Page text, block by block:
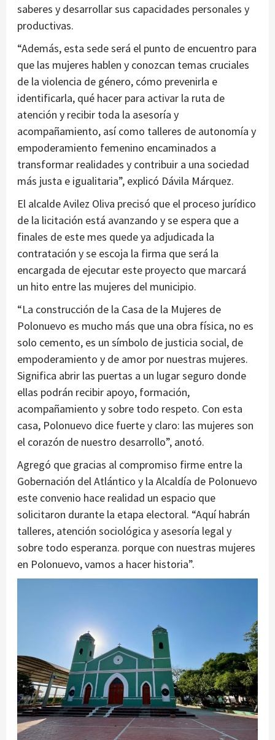
saberes y desarrollar sus capacidades personales y
productivas.
“Además, esta sede será el punto de encuentro para
que las mujeres hablen y conozcan temas cruciales
de la violencia de género, cómo prevenirla e
identificarla, qué hacer para activar la ruta de
atención y recibir toda la asesoría y
acompañamiento, así como talleres de autonomía y
empoderamiento femenino encaminados a
transformar realidades y contribuir a una sociedad
más justa e igualitaria”, explicó Dávila Márquez.
El alcalde Avilez Oliva precisó que el proceso jurídico
de la licitación está avanzando y se espera que a
finales de este mes quede ya adjudicada la
contratación y se escoja la firma que será la
encargada de ejecutar este proyecto que marcará
un hito entre las mujeres del municipio.
“La construcción de la Casa de la Mujeres de
Polonuevo es mucho más que una obra física, no es
solo cemento, es un símbolo de justicia social, de
empoderamiento y de amor por nuestras mujeres.
Significa abrir las puertas a un lugar seguro donde
ellas podrán recibir apoyo, formación,
acompañamiento y sobre todo respeto. Con esta
casa, Polonuevo dice fuerte y claro: las mujeres son
el corazón de nuestro desarrollo”, anotó.
Agregó que gracias al compromiso firme entre la
Gobernación del Atlántico y la Alcaldía de Polonuevo
este convenio hace realidad un espacio que
solicitaron durante la etapa electoral. “Aquí habrán
talleres, atención sociológica y asesoría legal y
sobre todo esperanza. porque con nuestras mujeres
en Polonuevo, vamos a hacer historia”.